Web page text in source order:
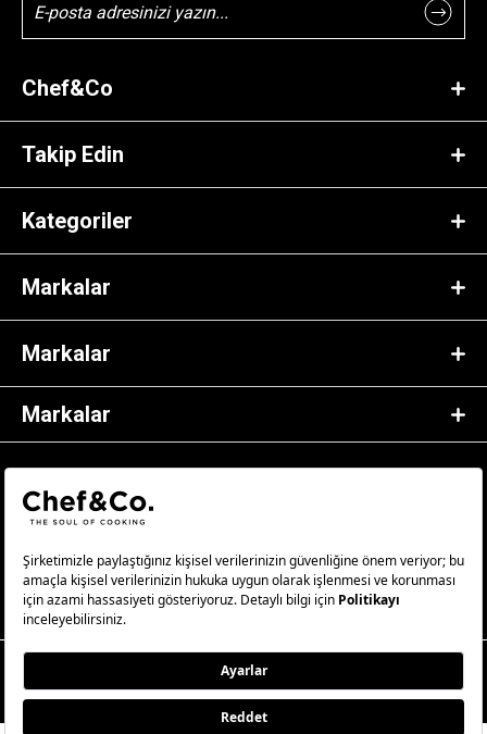
Chef&Co
Takip Edin
Kategoriler
Markalar
Markalar
Markalar
© 2023 Chef&Co